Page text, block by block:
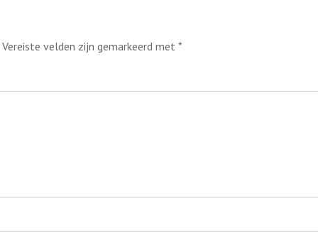
Vereiste velden zijn gemarkeerd met *